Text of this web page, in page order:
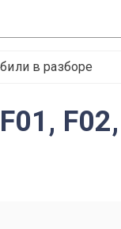
в разборе